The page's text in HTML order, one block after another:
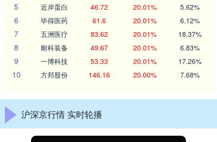
5 近岸蛋白 46.72 20.01% 5.62%
6 毕得医药 61.6 20.01% 6.12%
7 五洲医疗 83.62 20.01% 18.37%
8 耐科装备 49.67 20.01% 6.83%
9 一博科技 53.33 20.01% 17.26%
10 方邦股份 146.16 20.00% 7.68%
沪深京行情 实时轮播